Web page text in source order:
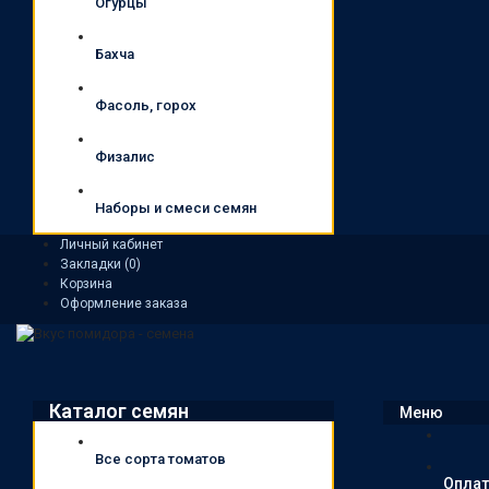
Бахча
Фасоль, горох
Физалис
Наборы и смеси семян
Личный кабинет
Закладки (0)
Корзина
Оформление заказа
Каталог семян
Все сорта томатов
Меню